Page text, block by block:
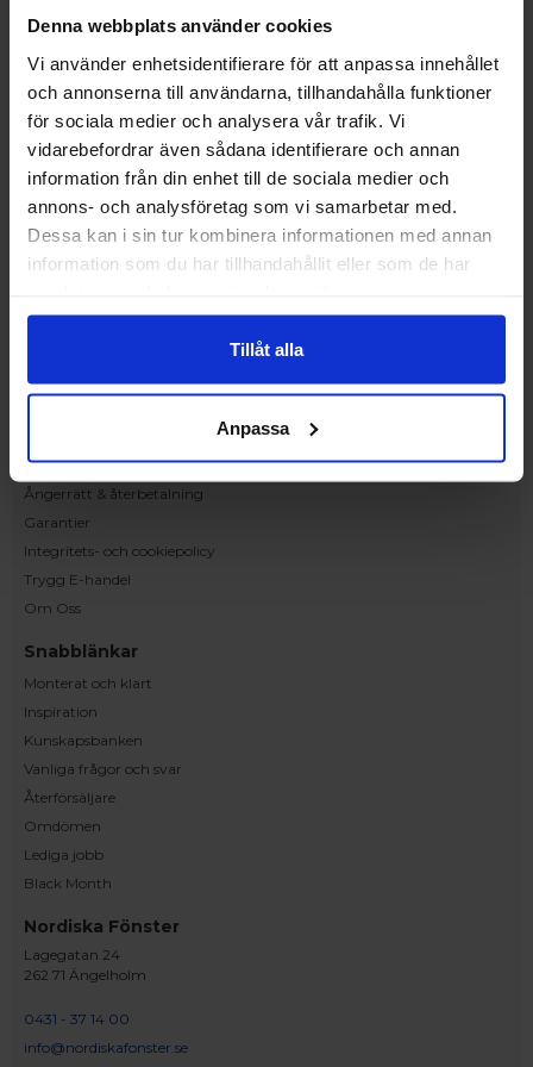
Denna webbplats använder cookies
Vi använder enhetsidentifierare för att anpassa innehållet
och annonserna till användarna, tillhandahålla funktioner
för sociala medier och analysera vår trafik. Vi
vidarebefordrar även sådana identifierare och annan
information från din enhet till de sociala medier och
annons- och analysföretag som vi samarbetar med.
Dessa kan i sin tur kombinera informationen med annan
information som du har tillhandahållit eller som de har
Tillåt alla
Anpassa
hos Victrix inredarna.
Ranhammarsvägen 20E
168 67 Bromma
Kundservice
Kontakta oss
Beställning och offert
Leverans
Reklamation
Monteringsanvisningar
Handla på Nordiska Fönster
Betalnings & leveransvillkor
Ångerrätt & återbetalning
Garantier
Integritets- och cookiepolicy
Trygg E-handel
Om Oss
Snabblänkar
Monterat och klart
Inspiration
Kunskapsbanken
Vanliga frågor och svar
Återförsäljare
Omdömen
Lediga jobb
Black Month
Nordiska Fönster
Lagegatan 24
262 71 Ängelholm
0431 - 37 14 00
info@nordiskafonster.se